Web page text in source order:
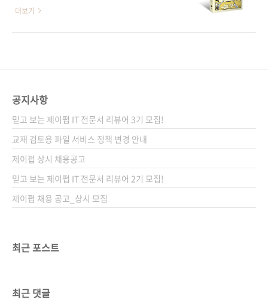
[구글북스] [리디북스] [알라딘] [예스이십사]
[인터파크] 출판사 제이펍원출판사 No Starch
것의 장점을 결합하거나 부가가치를 더해 새로
(Mozilla)가 창안한 프로그래밍 언어로, 2012년
다. 원래는 C 및 C++ 등의 언어에서 발생하는 핵
심 보안 결함인 메모리 관련 버그를 방지하는 것
을 목적으로 개발되었습니다. 또한, 모질라는 러
스트를 성능, 병렬화, 메모리 안전에 중점을 둔
새로운 프로그래밍 언어라고 정의했습니다. 저
수준의..
더보기
공지사항
믿고 보는 제이펍 IT 전문서 리뷰어 3기 모집!
교재 검토용 파일 서비스 정책 변경 안내
제이펍 상시 채용공고
믿고 보는 제이펍 IT 전문서 리뷰어 2기 모집!
제이펍 채용 공고_상시 모집
최근 포스트
최근 댓글